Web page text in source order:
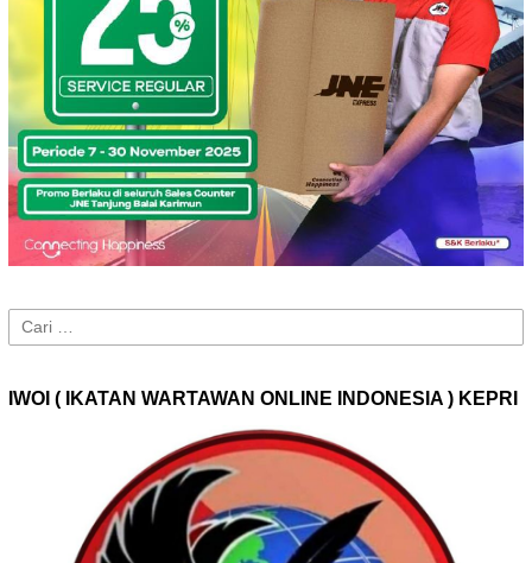
Cari
untuk:
IWOI ( IKATAN WARTAWAN ONLINE INDONESIA ) KEPRI